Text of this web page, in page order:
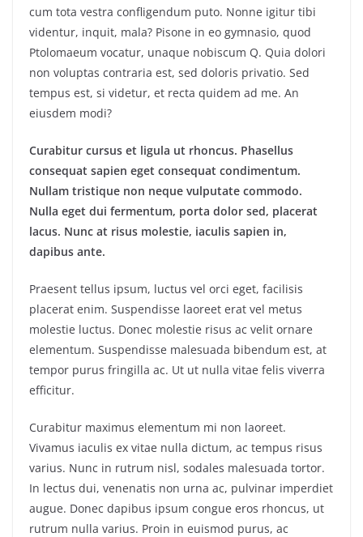
cum tota vestra confligendum puto. Nonne igitur tibi
videntur, inquit, mala? Pisone in eo gymnasio, quod
Ptolomaeum vocatur, unaque nobiscum Q. Quia dolori
non voluptas contraria est, sed doloris privatio. Sed
tempus est, si videtur, et recta quidem ad me. An
eiusdem modi?
Curabitur cursus et ligula ut rhoncus. Phasellus
consequat sapien eget consequat condimentum.
Nullam tristique non neque vulputate commodo.
Nulla eget dui fermentum, porta dolor sed, placerat
lacus. Nunc at risus molestie, iaculis sapien in,
dapibus ante.
Praesent tellus ipsum, luctus vel orci eget, facilisis
placerat enim. Suspendisse laoreet erat vel metus
molestie luctus. Donec molestie risus ac velit ornare
elementum. Suspendisse malesuada bibendum est, at
tempor purus fringilla ac. Ut ut nulla vitae felis viverra
efficitur.
Curabitur maximus elementum mi non laoreet.
Vivamus iaculis ex vitae nulla dictum, ac tempus risus
varius. Nunc in rutrum nisl, sodales malesuada tortor.
In lectus dui, venenatis non urna ac, pulvinar imperdiet
augue. Donec dapibus ipsum congue eros rhoncus, ut
rutrum nulla varius. Proin in euismod purus, ac